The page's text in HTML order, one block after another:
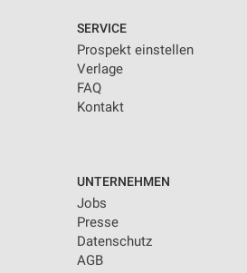
SERVICE
Prospekt einstellen
Verlage
FAQ
Kontakt
UNTERNEHMEN
Jobs
Presse
Datenschutz
AGB